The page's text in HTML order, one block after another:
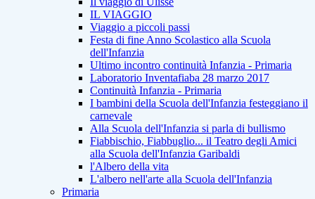
IL VIAGGIO
Viaggio a piccoli passi
Festa di fine Anno Scolastico alla Scuola
dell'Infanzia
Ultimo incontro continuità Infanzia - Primaria
Laboratorio Inventafiaba 28 marzo 2017
Continuità Infanzia - Primaria
I bambini della Scuola dell'Infanzia festeggiano il
carnevale
Alla Scuola dell'Infanzia si parla di bullismo
Fiabbischio, Fiabbuglio... il Teatro degli Amici
alla Scuola dell'Infanzia Garibaldi
l'Albero della vita
L'albero nell'arte alla Scuola dell'Infanzia
Primaria